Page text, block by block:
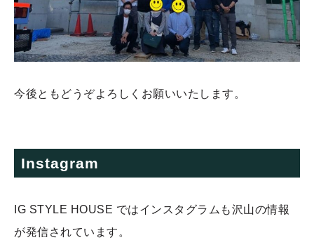
今後ともどうぞよろしくお願いいたします。
Instagram
IG STYLE HOUSE ではインスタグラムも沢山の情報
が発信されています。